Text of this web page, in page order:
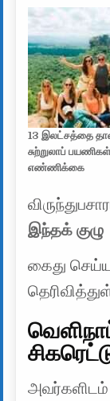
13 இலட்சத்தை
சுற்றுலாப்
எண்ணிக்கை
இந்தக் குழு
கைது
அவர்களிடம்